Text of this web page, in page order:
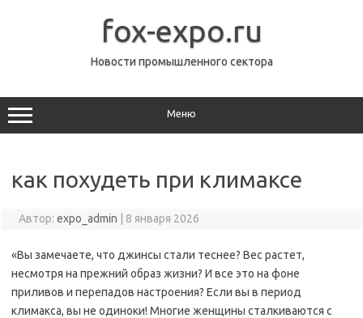
fox-expo.ru
Новости промышленного сектора
Меню
как похудеть при климаксе
Автор: expo_admin 8 января 2026
«Вы замечаете, что джинсы стали теснее? Вес растет,
несмотря на прежний образ жизни? И все это на фоне
приливов и перепадов настроения? Если вы в период
климакса, вы не одиноки! Многие женщины сталкиваются с